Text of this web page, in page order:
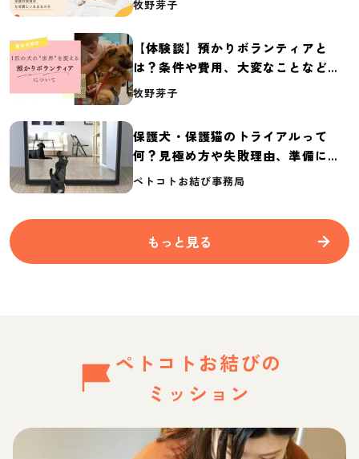
牧野芽子
【体験談】預かりボランティアと
は？条件や費用、大変なことなど紹
介
牧野芽子
保護犬・保護猫のトライアルって
何？見極め方や失敗理由、準備に必
要なものを紹介
ペトコトお結び事務局
もっと見る
ペトコトお結びの
ミッション